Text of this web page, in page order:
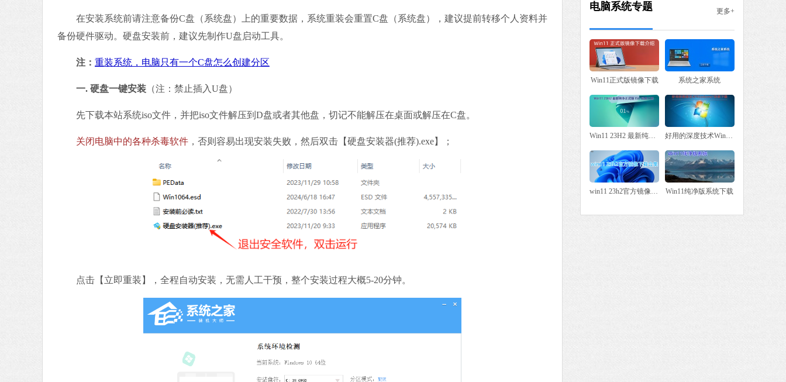
在安装系统前请注意备份C盘（系统盘）上的重要数据，系统重装会重置C盘（系统盘），建议提前转移个人资料并
备份硬件驱动。硬盘安装前，建议先制作U盘启动工具。
注： 重装系统，电脑只有一个C盘怎么创建分区
一. 硬盘一键安装 （注：禁止插入U盘）
先下载本站系统iso文件，并把iso文件解压到D盘或者其他盘，切记不能解压在桌面或解压在C盘。
关闭电脑中的各种杀毒软件 ，否则容易出现安装失败，然后双击【硬盘安装器(推荐).exe】；
点击【立即重装】，全程自动安装，无需人工干预，整个安装过程大概5-20分钟。
电脑系统专题 更多+
Win11正式版镜像下载 系统之家系统
Win11 23H2 最新纯净正式版 ISO 镜像下载大全 好用的深度技术Win7系统下载
win11 23h2官方镜像下载合集 Win11纯净版系统下载